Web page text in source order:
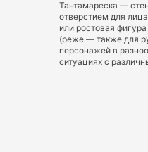
Тантамареска —
отверстием для
или ростовая
(реже — также для
персонажей в
ситуациях с